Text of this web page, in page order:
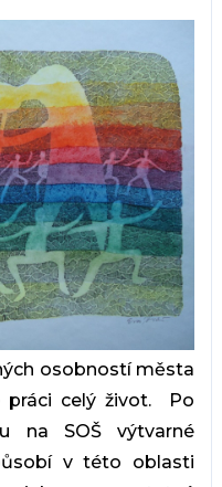
osobností města
práci celý život. Po
na SOŠ výtvarné
v této oblasti